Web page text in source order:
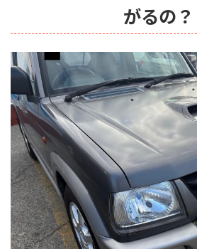
がるの？